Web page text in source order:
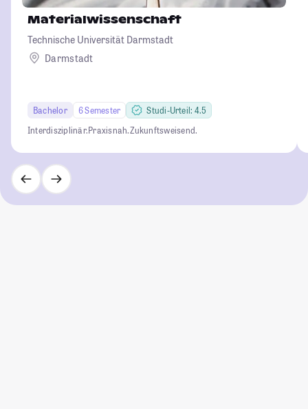
Materialwissenschaft
Technische Universität Darmstadt
Darmstadt
Bachelor 6 Semester
Studi-Urteil: 4.5
Interdisziplinär.Praxisnah.Zukunftsweisend.